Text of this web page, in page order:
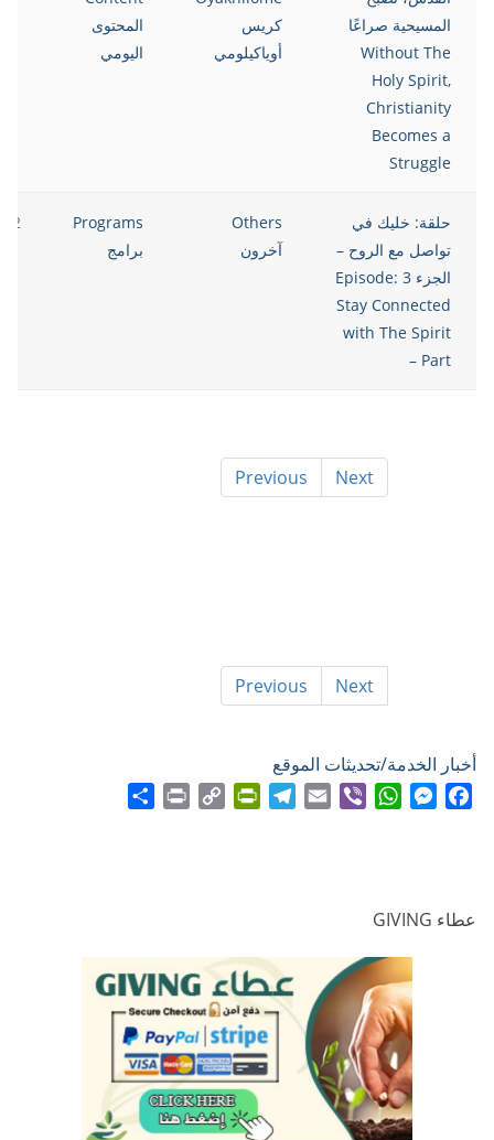
المسيحية صراعًا
Without The
Holy Spirit,
Christianity
Becomes a
Struggle
كريس
أوياكيلومي
المحتوى
اليومي
حلقة: خليك في
تواصل مع الروح –
الجزء 3 Episode:
Stay Connected
with The Spirit
– Part
Others
آخرون
Programs
برامج
Previous Next
Previous Next
أخبار الخدمة/تحديثات الموقع
عطاء GIVING